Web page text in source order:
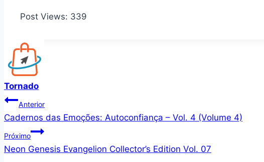
Post Views: 339
Tornado
Navegação
de
Post
Anterior
Cadernos das Emoções: Autoconfiança – Vol. 4 (Volume 4)
Próximo
Neon Genesis Evangelion Collector’s Edition Vol. 07